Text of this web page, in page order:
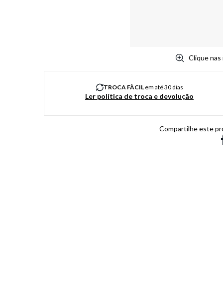
Clique nas
TROCA FÀCILem até 30 dias
Ler política de troca e devolução
Compartilhe este